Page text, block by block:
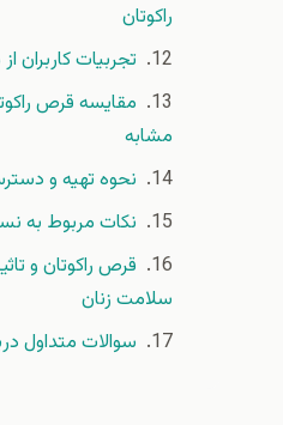
راکوتان
تجربیات کاربران
مقایسه قرص
مشابه
نحوه تهیه و
نکات مربوط به
قرص راکوتان و
سلامت زنان
سوالات متداول